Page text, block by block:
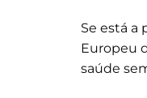
Se está a
Europeu
saúde